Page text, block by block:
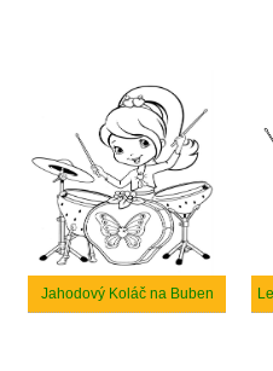
Jahodový Koláč na Buben